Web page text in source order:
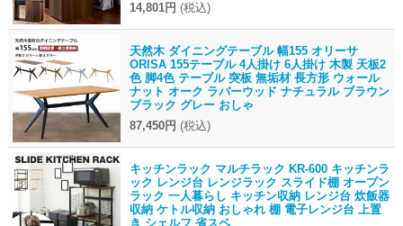
14,801円 (税込)
天然木 ダイニングテーブル 幅155 オリーサ
ORISA 155テーブル 4人掛け 6人掛け 木製 天板2
色 脚4色 テーブル 突板 無垢材 長方形 ウォール
ナット オーク ラバーウッド ナチュラル ブラウン
ブラック グレー おしゃ
87,450円 (税込)
キッチンラック マルチラック KR-600 キッチンラ
ック レンジ台 レンジラック スライド棚 オープン
ラック 一人暮らし キッチン収納 レンジ台 炊飯器
収納 ケトル収納 おしゃれ 棚 電子レンジ台 上置
き シェルフ 省スペ